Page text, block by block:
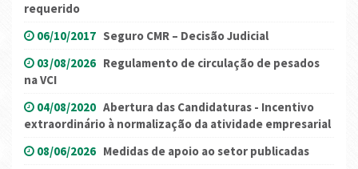
requerido
06/10/2017 Seguro CMR – Decisão Judicial
03/08/2026 Regulamento de circulação de pesados
na VCI
04/08/2020 Abertura das Candidaturas - Incentivo
extraordinário à normalização da atividade empresarial
08/06/2026 Medidas de apoio ao setor publicadas